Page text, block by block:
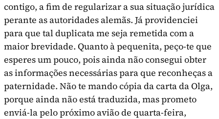
contigo, a fim de regularizar a sua situação jurídica
perante as autoridades alemãs. Já providenciei
para que tal duplicata me seja remetida com a
maior brevidade. Quanto à pequenita, peço-te que
esperes um pouco, pois ainda não consegui obter
as informações necessárias para que reconheças a
paternidade. Não te mando cópia da carta da Olga,
porque ainda não está traduzida, mas prometo
enviá-la pelo próximo avião de quarta-feira,